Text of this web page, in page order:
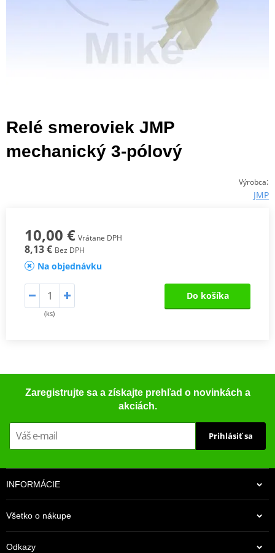
Relé smeroviek JMP
mechanický 3-pólový
Výrobca:
JMP
10,00 € Vrátane DPH
8,13 € Bez DPH
Na objednávku
(ks)
Do košíka
Zaregistrujte sa a získajte prehľad o novinkách a
akciách.
Prihlásiť sa
INFORMÁCIE
Všetko o nákupe
Odkazy